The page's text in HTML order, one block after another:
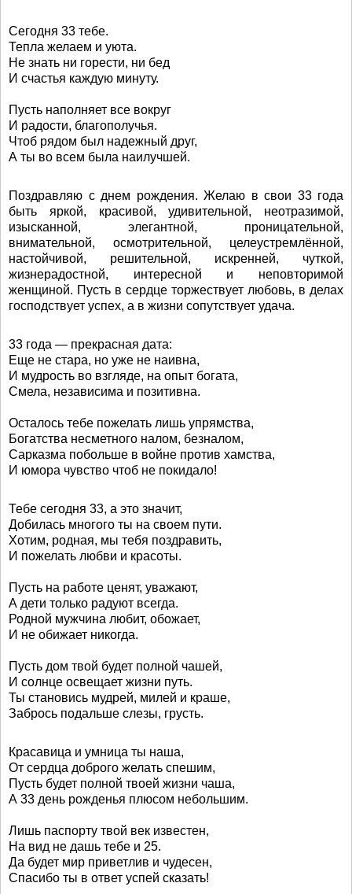
Сегодня 33 тебе.
Тепла желаем и уюта.
Не знать ни горести, ни бед
И счастья каждую минуту.
Пусть наполняет все вокруг
И радости, благополучья.
Чтоб рядом был надежный друг,
А ты во всем была наилучшей.
Поздравляю с днем рождения. Желаю в свои 33 года
быть яркой, красивой, удивительной, неотразимой,
изысканной, элегантной, проницательной,
внимательной, осмотрительной, целеустремлённой,
настойчивой, решительной, искренней, чуткой,
жизнерадостной, интересной и неповторимой
женщиной. Пусть в сердце торжествует любовь, в делах
господствует успех, а в жизни сопутствует удача.
33 года — прекрасная дата:
Еще не стара, но уже не наивна,
И мудрость во взгляде, на опыт богата,
Смела, независима и позитивна.
Осталось тебе пожелать лишь упрямства,
Богатства несметного налом, безналом,
Сарказма побольше в войне против хамства,
И юмора чувство чтоб не покидало!
Тебе сегодня 33, а это значит,
Добилась многого ты на своем пути.
Хотим, родная, мы тебя поздравить,
И пожелать любви и красоты.
Пусть на работе ценят, уважают,
А дети только радуют всегда.
Родной мужчина любит, обожает,
И не обижает никогда.
Пусть дом твой будет полной чашей,
И солнце освещает жизни путь.
Ты становись мудрей, милей и краше,
Забрось подальше слезы, грусть.
Красавица и умница ты наша,
От сердца доброго желать спешим,
Пусть будет полной твоей жизни чаша,
А 33 день рожденья плюсом небольшим.
Лишь паспорту твой век известен,
На вид не дашь тебе и 25.
Да будет мир приветлив и чудесен,
Спасибо ты в ответ успей сказать!